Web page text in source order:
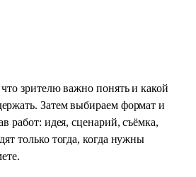
зрителю важно понять и какой
Затем выбираем формат и
работ: идея, сценарий, съёмка,
только тогда, когда нужны